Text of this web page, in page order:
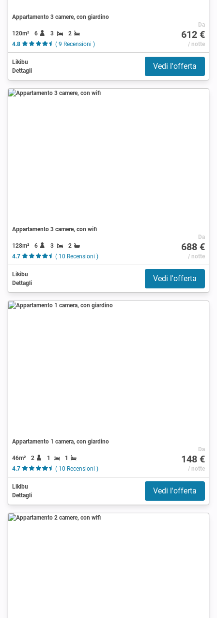
Appartamento 3 camere, con giardino
120m² 6 3
2
4.8
( 9 Recensioni )
Da
612 €
/ notte
Likibu
Dettagli
Vedi l'offerta
Appartamento 3 camere, con wifi
128m² 6 3
2
4.7
( 10 Recensioni )
Da
688 €
/ notte
Likibu
Dettagli
Vedi l'offerta
Appartamento 1 camera, con giardino
46m² 2 1
1
4.7
( 10 Recensioni )
Da
148 €
/ notte
Likibu
Dettagli
Vedi l'offerta